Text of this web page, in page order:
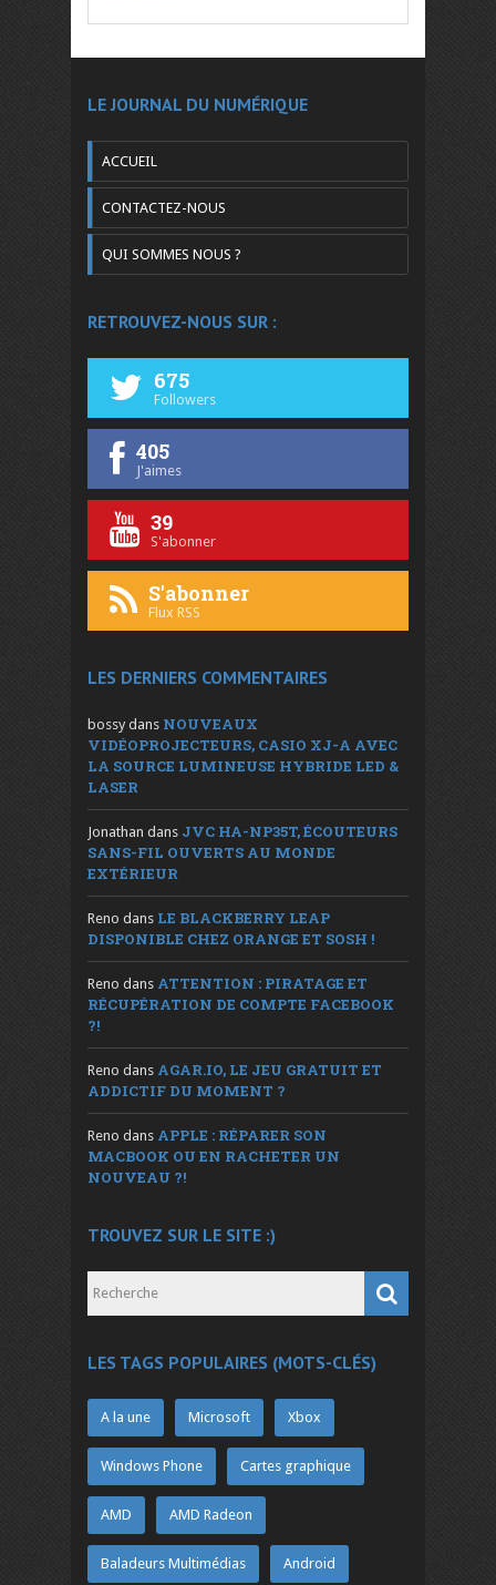
LE JOURNAL DU NUMÉRIQUE
ACCUEIL
CONTACTEZ-NOUS
QUI SOMMES NOUS ?
RETROUVEZ-NOUS SUR :
675
Followers
405
J'aimes
39
S'abonner
S'abonner
Flux RSS
LES DERNIERS COMMENTAIRES
bossy dans NOUVEAUX
VIDÉOPROJECTEURS, CASIO XJ-A AVEC
LA SOURCE LUMINEUSE HYBRIDE LED &
LASER
Jonathan dans JVC HA-NP35T, ÉCOUTEURS
SANS-FIL OUVERTS AU MONDE
EXTÉRIEUR
Reno dans LE BLACKBERRY LEAP
DISPONIBLE CHEZ ORANGE ET SOSH !
Reno dans ATTENTION : PIRATAGE ET
RÉCUPÉRATION DE COMPTE FACEBOOK
?!
Reno dans AGAR.IO, LE JEU GRATUIT ET
ADDICTIF DU MOMENT ?
Reno dans APPLE : RÉPARER SON
MACBOOK OU EN RACHETER UN
NOUVEAU ?!
TROUVEZ SUR LE SITE :)
LES TAGS POPULAIRES (MOTS-CLÉS)
A la une Microsoft Xbox
Windows Phone Cartes graphique
AMD AMD Radeon
Baladeurs Multimédias Android